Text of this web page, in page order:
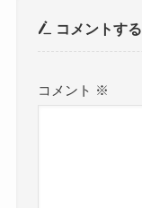
コメントする
コメント ※